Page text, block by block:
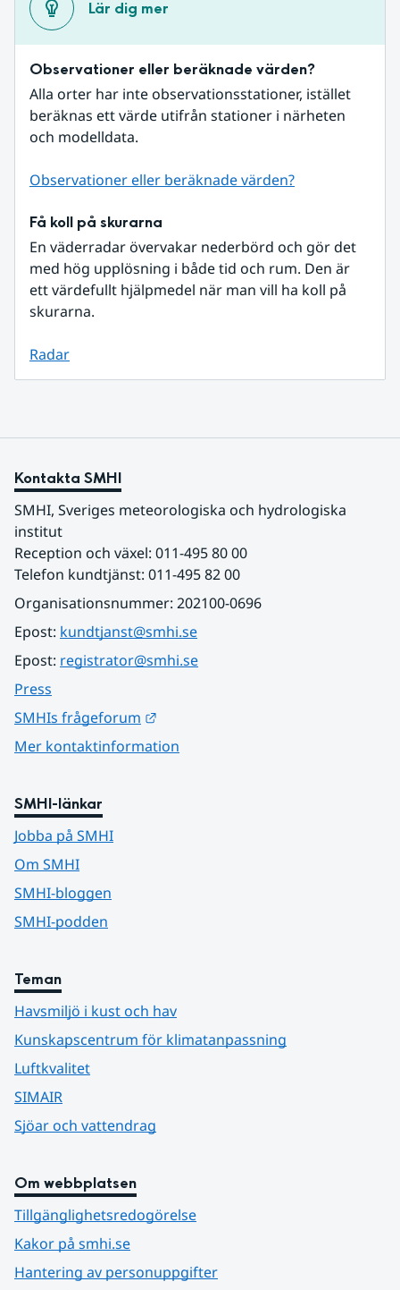
Lär dig mer
Observationer eller beräknade värden?
Alla orter har inte observationsstationer, istället
beräknas ett värde utifrån stationer i närheten
och modelldata.
Observationer eller beräknade värden?
Få koll på skurarna
En väderradar övervakar nederbörd och gör det
med hög upplösning i både tid och rum. Den är
ett värdefullt hjälpmedel när man vill ha koll på
skurarna.
Radar
Kontakta SMHI
SMHI, Sveriges meteorologiska och hydrologiska
institut
Reception och växel: 011-495 80 00
Telefon kundtjänst: 011-495 82 00
Organisationsnummer: 202100-0696
Epost: kundtjanst@smhi.se
Epost: registrator@smhi.se
Press
SMHIs frågeforum
Mer kontaktinformation
SMHI-länkar
Jobba på SMHI
Om SMHI
SMHI-bloggen
SMHI-podden
Teman
Havsmiljö i kust och hav
Kunskapscentrum för klimatanpassning
Luftkvalitet
SIMAIR
Sjöar och vattendrag
Om webbplatsen
Tillgänglighetsredogörelse
Kakor på smhi.se
Hantering av personuppgifter